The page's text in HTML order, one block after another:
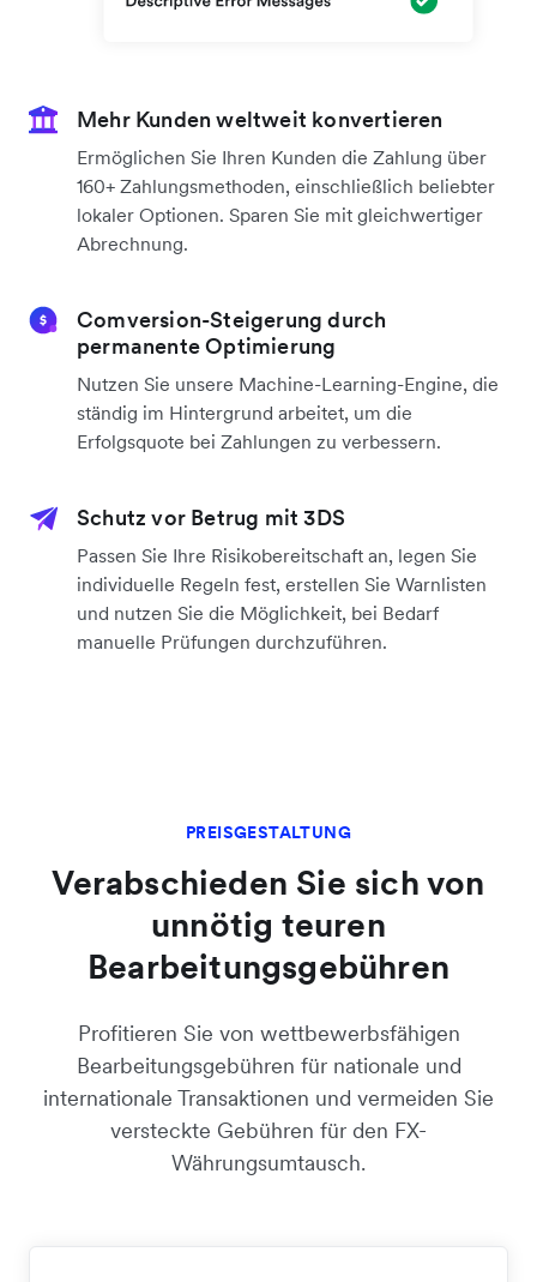
Mehr Kunden weltweit konvertieren
Ermöglichen Sie Ihren Kunden die Zahlung über
160+ Zahlungsmethoden, einschließlich beliebter
lokaler Optionen. Sparen Sie mit gleichwertiger
Abrechnung.
Comversion-Steigerung durch
permanente Optimierung
Nutzen Sie unsere Machine-Learning-Engine, die
ständig im Hintergrund arbeitet, um die
Erfolgsquote bei Zahlungen zu verbessern.
Schutz vor Betrug mit 3DS
Passen Sie Ihre Risikobereitschaft an, legen Sie
individuelle Regeln fest, erstellen Sie Warnlisten
und nutzen Sie die Möglichkeit, bei Bedarf
manuelle Prüfungen durchzuführen.
PREISGESTALTUNG
Verabschieden Sie sich von
unnötig teuren
Bearbeitungsgebühren
Profitieren Sie von wettbewerbsfähigen
Bearbeitungsgebühren für nationale und
internationale Transaktionen und vermeiden Sie
versteckte Gebühren für den FX-
Währungsumtausch.